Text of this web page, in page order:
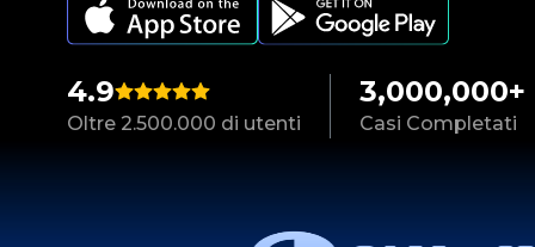
4.9
Oltre 2.500.000 di utenti
3,000,000+
Casi Completati